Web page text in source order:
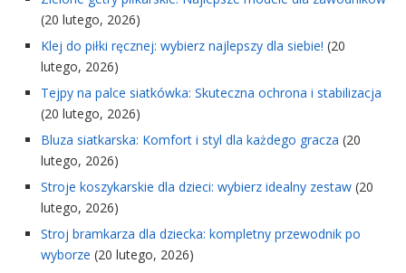
(20 lutego, 2026)
Klej do piłki ręcznej: wybierz najlepszy dla siebie! (20
lutego, 2026)
Tejpy na palce siatkówka: Skuteczna ochrona i stabilizacja
(20 lutego, 2026)
Bluza siatkarska: Komfort i styl dla każdego gracza (20
lutego, 2026)
Stroje koszykarskie dla dzieci: wybierz idealny zestaw (20
lutego, 2026)
Stroj bramkarza dla dziecka: kompletny przewodnik po
wyborze (20 lutego, 2026)